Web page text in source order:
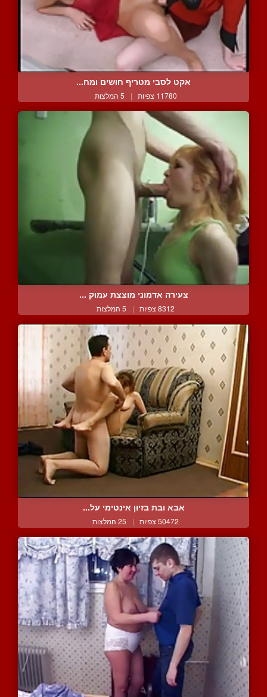
אקט לסבי מטריף חושים ומח...
11780 צפיות | 5 המלצות
צעירה אדמוני מוצצת עמוק ...
8312 צפיות | 5 המלצות
אבא ובת בזיון אינטימי על...
50472 צפיות | 25 המלצות